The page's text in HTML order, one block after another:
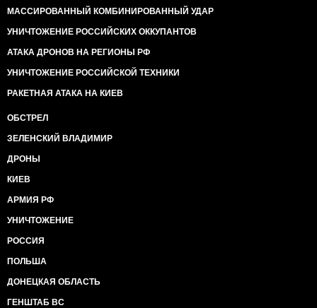
МАССИРОВАННЫЙ КОМБИНИРОВАННЫЙ УДАР
УНИЧТОЖЕНИЕ РОССИЙСКИХ ОККУПАНТОВ
АТАКА ДРОНОВ НА РЕГИОНЫ РФ
УНИЧТОЖЕНИЕ РОССИЙСКОЙ ТЕХНИКИ
РАКЕТНАЯ АТАКА НА КИЕВ
ОБСТРЕЛ
ЗЕЛЕНСКИЙ ВЛАДИМИР
ДРОНЫ
КИЕВ
АРМИЯ РФ
УНИЧТОЖЕНИЕ
РОССИЯ
ПОЛЬША
ДОНЕЦКАЯ ОБЛАСТЬ
ГЕНШТАБ ВС